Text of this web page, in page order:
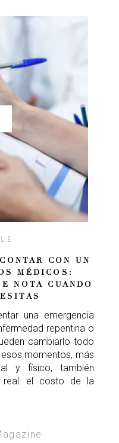
CON UN
MÉDICOS:
NOTA CUANDO
una emergencia
repentina o
cambiarlo todo
momentos, más
y físico, también
real: el costo de la